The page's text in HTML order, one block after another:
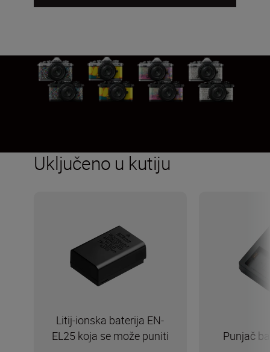
Uključeno u kutiju
Litij-ionska baterija EN-
EL25 koja se može puniti
Punjač